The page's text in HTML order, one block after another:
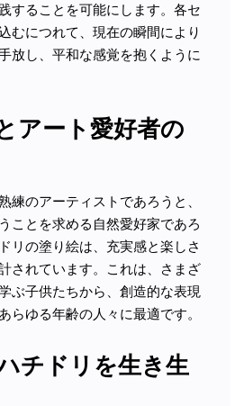
することを可能にします。各セ
むにつれて、現在の瞬間により
放し、平和な感覚を抱くように
アート愛好者の
練のアーティストであろうと、
ことを求める自然愛好家であろ
リの塗り絵は、充実感と楽しさ
されています。これは、さまざ
ぶ子供たちから、創造的な表現
らゆる年齢の人々に最適です。
チドリを生き生